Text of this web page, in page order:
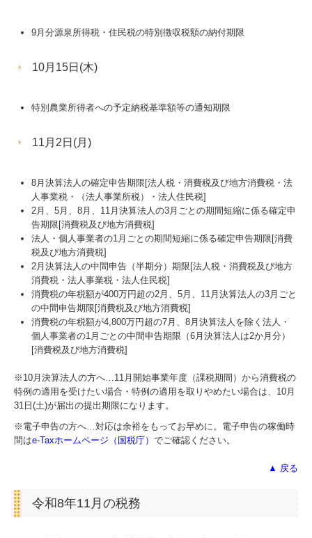
9月分源泉所得税・住民税の特別徴収税額の納付期限
10月15日(木)
特別農業所得者への予定納税基準額等の通知期限
11月2日(月)
8月決算法人の確定申告期限[法人税・消費税及び地方消費税・法
人事業税・（法人事業所税）・法人住民税]
2月、5月、8月、11月決算法人の3月ごとの期間短縮に係る確定申
告期限[消費税及び地方消費税]
法人・個人事業者の1月ごとの期間短縮に係る確定申告期限[消費
税及び地方消費税]
2月決算法人の中間申告（半期分）期限[法人税・消費税及び地方
消費税・法人事業税・法人住民税]
消費税の年税額が400万円超の2月、5月、11月決算法人の3月ごと
の中間申告期限[消費税及び地方消費税]
消費税の年税額が4,800万円超の7月、8月決算法人を除く法人・
個人事業者の1月ごとの中間申告期限（6月決算法人は2か月分）
[消費税及び地方消費税]
※10月決算法人の方へ…11月開始事業年度（課税期間）から消費税の
特例の適用を受けたい場合・特例の適用を取りやめたい場合は、10月
31日(土)が届出の提出期限になります。
※電子申告の方へ…対応は余裕をもってお早めに。電子申告の稼働時
間はe-Taxホームページ（国税庁） でご確認ください。
▲ 戻る
令和8年11月の税務